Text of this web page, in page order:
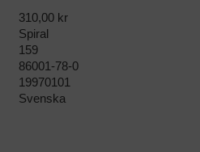
310,00 kr
Spiral
159
86001-78-0
19970101
Svenska